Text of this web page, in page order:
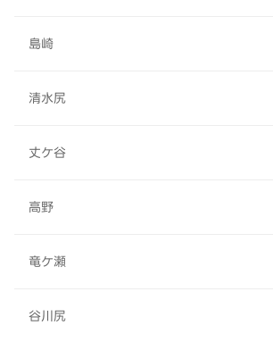
島崎
清水尻
丈ケ谷
高野
竜ケ瀬
谷川尻